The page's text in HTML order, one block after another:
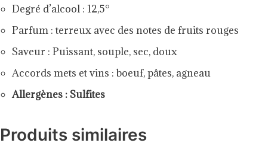
Degré d’alcool : 12,5°
Parfum : terreux avec des notes de fruits rouges
Saveur : Puissant, souple, sec, doux
Accords mets et vins :boeuf, pâtes, agneau
Allergènes : Sulfites
Produits similaires